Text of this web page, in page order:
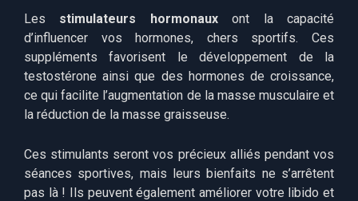
Les stimulateurs hormonauxont la capacité
d’influencer vos hormones, chers sportifs. Ces
suppléments favorisent le développement de la
testostérone ainsi que des hormones de croissance,
ce qui facilite l’augmentation de la masse musculaire et
la réduction de la masse graisseuse.
Ces stimulants seront vos précieux alliés pendant vos
séances sportives, mais leurs bienfaits ne s’arrêtent
pas là ! Ils peuvent également améliorer votre libido et